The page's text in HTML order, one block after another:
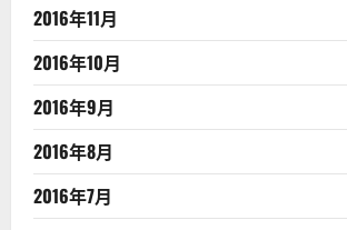
2016年11月
2016年10月
2016年9月
2016年8月
2016年7月